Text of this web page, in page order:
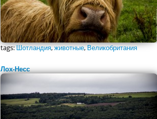
tags:Шотландия,животные,Великобритания
Лох-Несс